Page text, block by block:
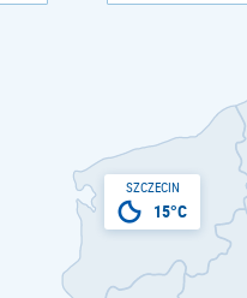
SZCZECIN
15°C